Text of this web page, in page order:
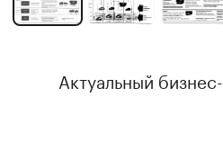
Актуальный